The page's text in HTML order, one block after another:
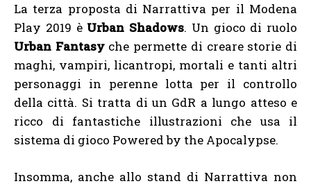
La terza proposta di Narrattiva per il Modena
Play 2019 è Urban Shadows. Un gioco di ruolo
Urban Fantasyche permette di creare storie di
maghi, vampiri, licantropi, mortali e tanti altri
personaggi in perenne lotta per il controllo
della città. Si tratta di un GdR a lungo atteso e
ricco di fantastiche illustrazioni che usa il
sistema di gioco Powered by the Apocalypse.
Insomma, anche allo stand di Narrattiva non